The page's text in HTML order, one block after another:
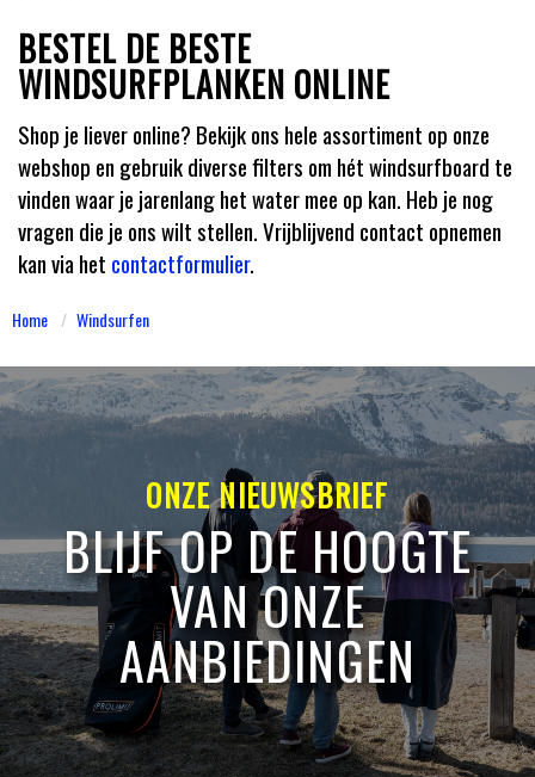
BESTEL DE BESTE
WINDSURFPLANKEN ONLINE
Shop je liever online? Bekijk ons hele assortiment op onze
webshop en gebruik diverse filters om hét windsurfboard te
vinden waar je jarenlang het water mee op kan. Heb je nog
vragen die je ons wilt stellen. Vrijblijvend contact opnemen
kan via het contactformulier.
Home Windsurfen
ONZE NIEUWSBRIEF
BLIJF OP DE HOOGTE
VAN ONZE
AANBIEDINGEN